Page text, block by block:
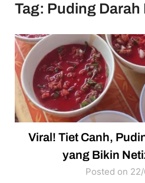
Tag: Puding Darah
Viral! Tiet Canh,
yang Bikin
Posted on